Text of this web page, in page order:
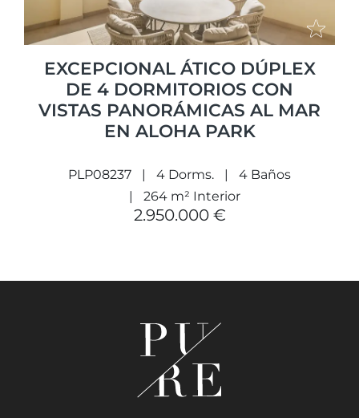
EXCEPCIONAL ÁTICO DÚPLEX
DE 4 DORMITORIOS CON
VISTAS PANORÁMICAS AL MAR
EN ALOHA PARK
PLP08237 4 Dorms.
4 Baños
264 m² Interior
2.950.000 €